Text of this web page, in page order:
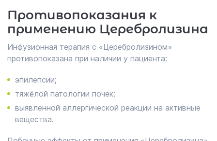
Противопоказания к
применению Церебролизина
Инфузионная терапия с «Церебролизином»
противопоказана при наличии у пациента:
эпилепсии;
тяжёлой патологии почек;
выявленной аллергической реакции на активные
вещества.